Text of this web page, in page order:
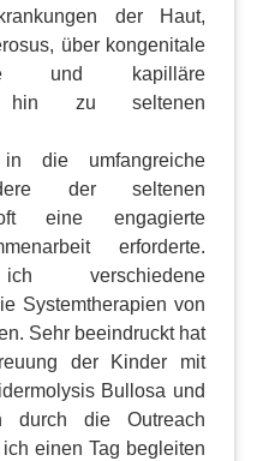
der Haut,
über kongenitale
und kapilläre
hin zu seltenen
die umfangreiche
der seltenen
eine engagierte
erforderte.
verschiedene
Systemtherapien von
Sehr beeindruckt hat
der Kinder mit
Bullosa und
durch die Outreach
einen Tag begleiten